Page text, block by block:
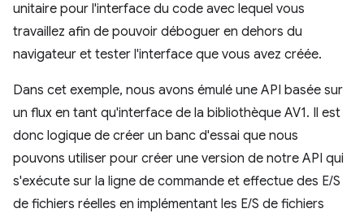
unitaire pour l'interface du code avec lequel vous
travaillez afin de pouvoir déboguer en dehors du
navigateur et tester l'interface que vous avez créée.
Dans cet exemple, nous avons émulé une API basée sur
un flux en tant qu'interface de la bibliothèque AV1. Il est
donc logique de créer un banc d'essai que nous
pouvons utiliser pour créer une version de notre API qui
s'exécute sur la ligne de commande et effectue des E/S
de fichiers réelles en implémentant les E/S de fichiers